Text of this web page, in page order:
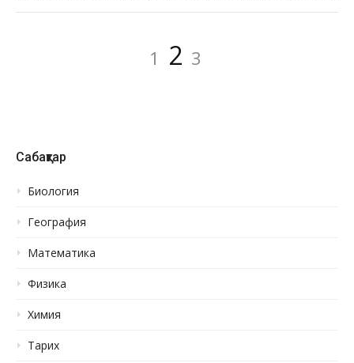
Страница
1 Страница
2 Страница
3
Сабақтар
Биология
География
Математика
Физика
Химия
Тарих